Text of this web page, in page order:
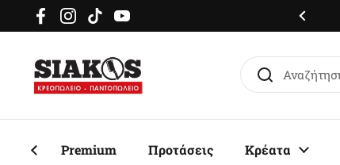
Μετάβαση στο περιεχόμενο
FacebookInstagram
TikTokYouTube
delivery σε όλη την Αττική
Premium Προτάσεις Κρέατα